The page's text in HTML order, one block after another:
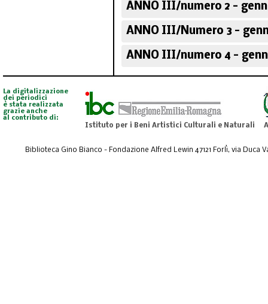
ANNO III/numero 2 -
ANNO III/Numero 3 -
ANNO III/numero 4 -
La digitalizzazione
dei periodici
è stata realizzata
grazie anche
al contributo di:
Istituto per i Beni Artistici Culturali e Naturali
Biblioteca Gino Bianco - Fondazione Alfred Lewin 47121 Forlì, via Duca